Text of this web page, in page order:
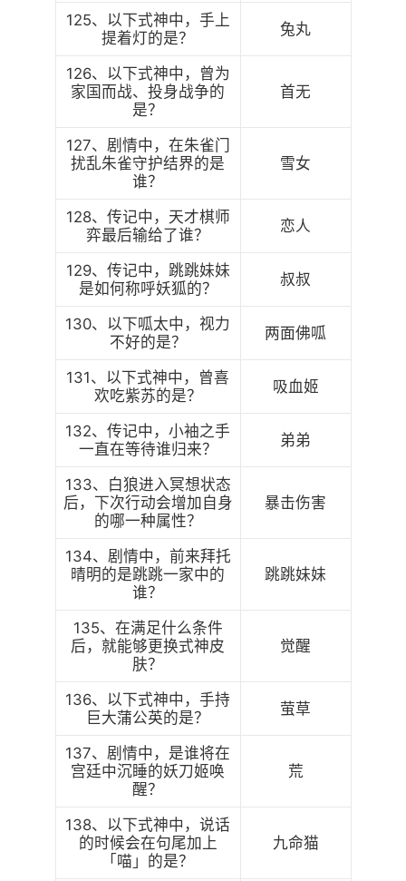
125、以下式神中，手上
提着灯的是？
兔丸
126、以下式神中，曾为
家国而战、投身战争的
是？
首无
127、剧情中，在朱雀门
扰乱朱雀守护结界的是
谁？
雪女
128、传记中，天才棋师
弈最后输给了谁？
恋人
129、传记中，跳跳妹妹
是如何称呼妖狐的？
叔叔
130、以下呱太中，视力
不好的是？
两面佛呱
131、以下式神中，曾喜
欢吃紫苏的是？
吸血姬
132、传记中，小袖之手
一直在等待谁归来？
弟弟
133、白狼进入冥想状态
后，下次行动会增加自身
的哪一种属性？
暴击伤害
134、剧情中，前来拜托
晴明的是跳跳一家中的
谁？
跳跳妹妹
135、在满足什么条件
后，就能够更换式神皮
肤？
觉醒
136、以下式神中，手持
巨大蒲公英的是？
萤草
137、剧情中，是谁将在
宫廷中沉睡的妖刀姬唤
醒？
荒
138、以下式神中，说话
的时候会在句尾加上
「喵」的是？
九命猫